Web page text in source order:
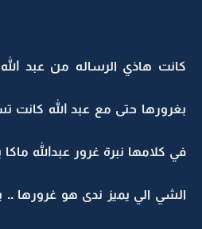
كانت هاذي الرساله من عبد
بغرورها حتى مع عبد الله
في كلامها نبرة غرور عبدالله
الشي الي يميز ندى هو